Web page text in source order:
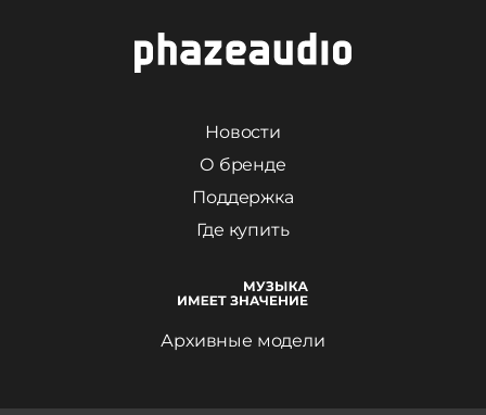
Новости
О бренде
Поддержка
Где купить
Архивные модели